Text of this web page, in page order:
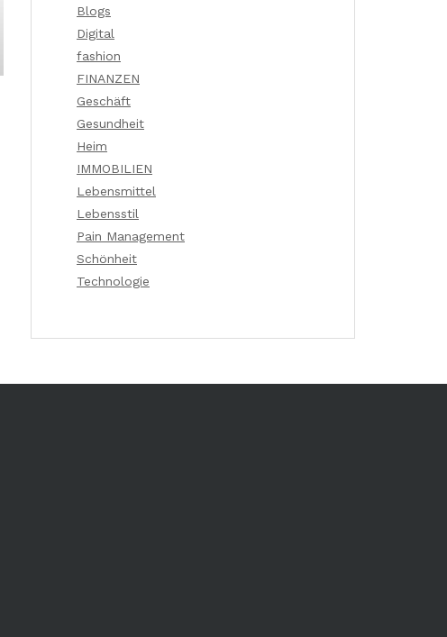
Blogs
Digital
fashion
FINANZEN
Geschäft
Gesundheit
Heim
IMMOBILIEN
Lebensmittel
Lebensstil
Pain Management
Schönheit
Technologie